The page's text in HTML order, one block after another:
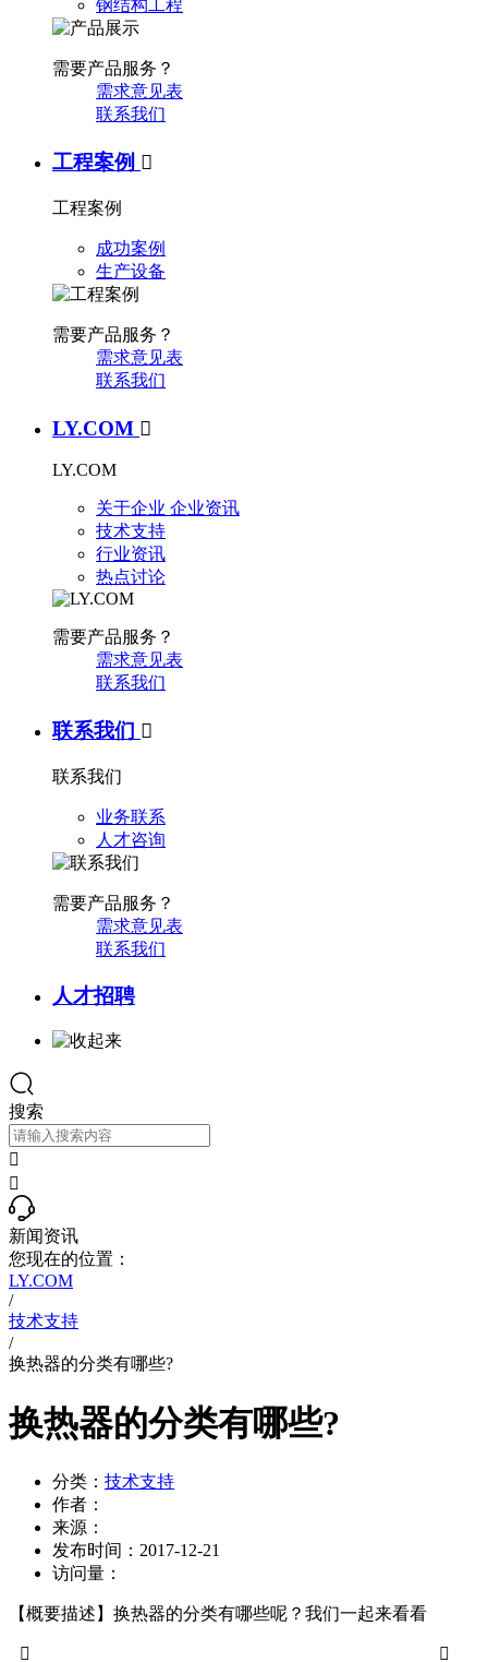
钢结构工程
需要产品服务？
需求意见表
联系我们
工程案例 
工程案例
成功案例
生产设备
需要产品服务？
需求意见表
联系我们
LY.COM 
LY.COM
关于企业 企业资讯
技术支持
行业资讯
热点讨论
需要产品服务？
需求意见表
联系我们
联系我们 
联系我们
业务联系
人才咨询
需要产品服务？
需求意见表
联系我们
人才招聘
搜索


新闻资讯
您现在的位置：
LY.COM
/
技术支持
/
换热器的分类有哪些?
换热器的分类有哪些?
分类： 技术支持
作者：
来源：
发布时间： 2017-12-21
访问量：
【概要描述】 换热器的分类有哪些呢？我们一起来看看

